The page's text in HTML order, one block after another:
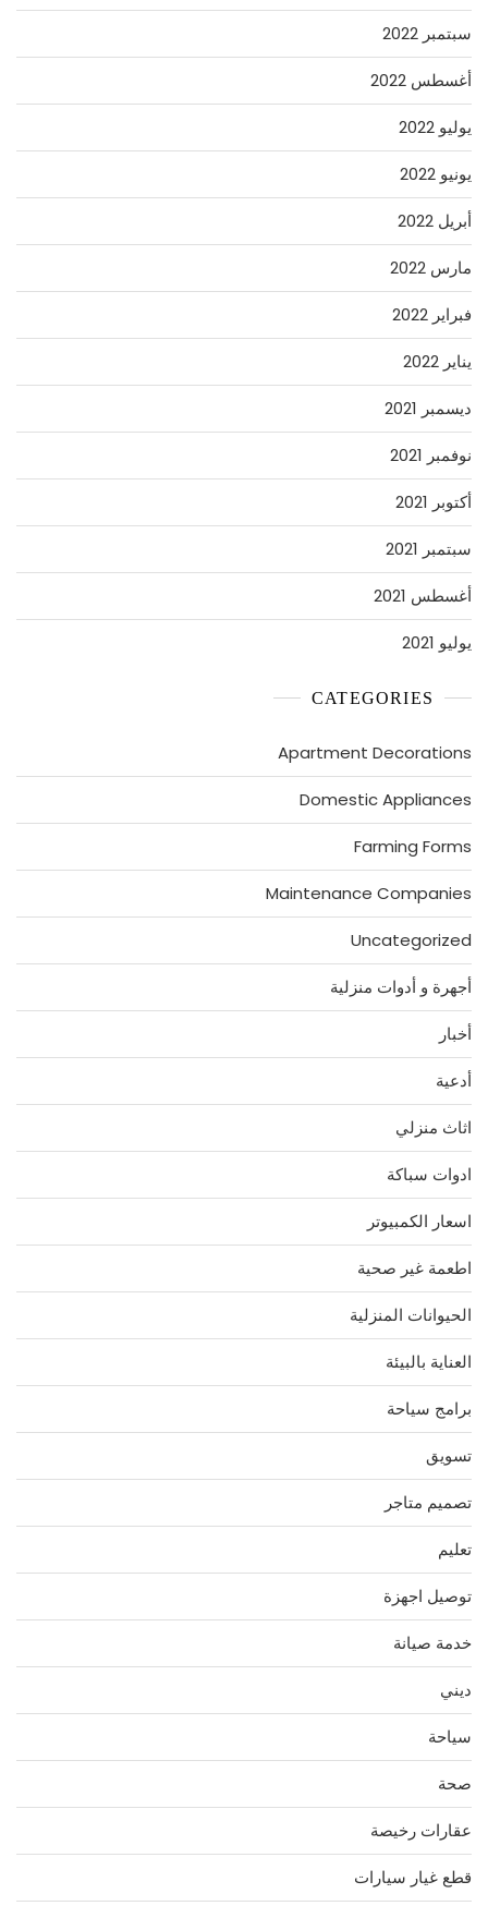
سبتمبر 2022
أغسطس 2022
يوليو 2022
يونيو 2022
أبريل 2022
مارس 2022
فبراير 2022
يناير 2022
ديسمبر 2021
نوفمبر 2021
أكتوبر 2021
سبتمبر 2021
أغسطس 2021
يوليو 2021
CATEGORIES
Apartment Decorations
Domestic Appliances
Farming Forms
Maintenance Companies
Uncategorized
أجهرة و أدوات منزلية
أخبار
أدعية
اثاث منزلي
ادوات سباكة
اسعار الكمبيوتر
اطعمة غير صحية
الحيوانات المنزلية
العناية بالبيئة
برامج سياحة
تسويق
تصميم متاجر
تعليم
توصيل اجهزة
خدمة صيانة
ديني
سياحة
صحة
عقارات رخيصة
قطع غيار سيارات